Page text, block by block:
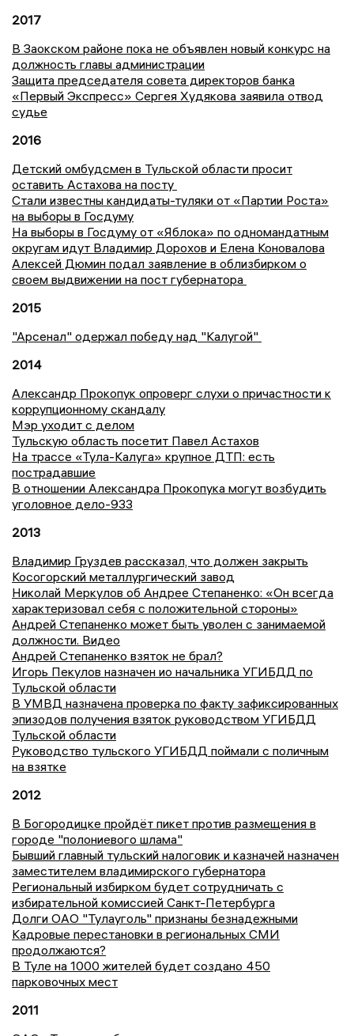
2017
В Заокском районе пока не объявлен новый конкурс на
должность главы администрации
Защита председателя совета директоров банка
«Первый Экспресс» Сергея Худякова заявила отвод
судье
2016
Детский омбудсмен в Тульской области просит
оставить Астахова на посту
Стали известны кандидаты-туляки от «Партии Роста»
на выборы в Госдуму
На выборы в Госдуму от «Яблока» по одномандатным
округам идут Владимир Дорохов и Елена Коновалова
Алексей Дюмин подал заявление в облизбирком о
своем выдвижении на пост губернатора
2015
"Арсенал" одержал победу над "Калугой"
2014
Александр Прокопук опроверг слухи о причастности к
коррупционному скандалу
Мэр уходит с делом
Тульскую область посетит Павел Астахов
На трассе «Тула-Калуга» крупное ДТП: есть
пострадавшие
В отношении Александра Прокопука могут возбудить
уголовное дело-933
2013
Владимир Груздев рассказал, что должен закрыть
Косогорский металлургический завод
Николай Меркулов об Андрее Степаненко: «Он всегда
характеризовал себя с положительной стороны»
Андрей Степаненко может быть уволен с занимаемой
должности. Видео
Андрей Степаненко взяток не брал?
Игорь Пекулов назначен ио начальника УГИБДД по
Тульской области
В УМВД назначена проверка по факту зафиксированных
эпизодов получения взяток руководством УГИБДД
Тульской области
Руководство тульского УГИБДД поймали с поличным
на взятке
2012
В Богородицке пройдёт пикет против размещения в
городе "полониевого шлама"
Бывший главный тульский налоговик и казначей назначен
заместителем владимирского губернатора
Региональный избирком будет сотрудничать с
избирательной комиссией Санкт-Петербурга
Долги ОАО "Тулауголь" признаны безнадежными
Кадровые перестановки в региональных СМИ
продолжаются?
В Туле на 1000 жителей будет создано 450
парковочных мест
2011